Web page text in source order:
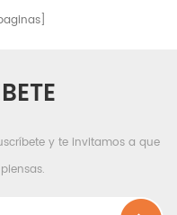
y te invitamos a que